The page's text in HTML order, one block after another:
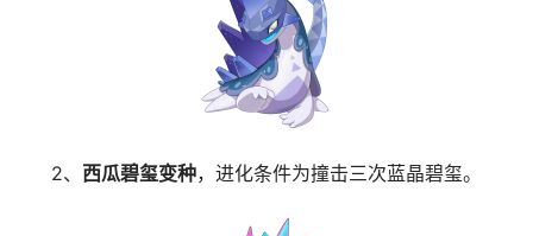
2、 西瓜碧玺变种，进化条件为撞击三次蓝晶碧玺。